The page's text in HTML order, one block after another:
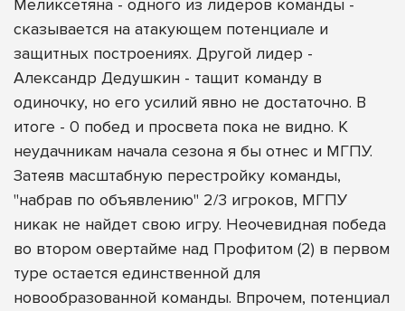
Меликсетяна - одного из лидеров команды -
сказывается на атакующем потенциале и
защитных построениях. Другой лидер -
Александр Дедушкин - тащит команду в
одиночку, но его усилий явно не достаточно. В
итоге - 0 побед и просвета пока не видно. К
неудачникам начала сезона я бы отнес и МГПУ.
Затеяв масштабную перестройку команды,
"набрав по объявлению" 2/3 игроков, МГПУ
никак не найдет свою игру. Неочевидная победа
во втором овертайме над Профитом (2) в первом
туре остается единственной для
новообразованной команды. Впрочем, потенциал